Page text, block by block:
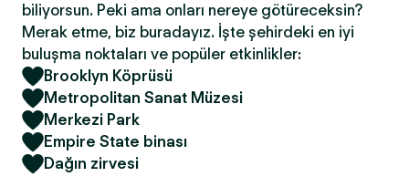
biliyorsun. Peki ama onları nereye götüreceksin?
Merak etme, biz buradayız. İşte şehirdeki en iyi
buluşma noktaları ve popüler etkinlikler:
Brooklyn Köprüsü
Metropolitan Sanat Müzesi
Merkezi Park
Empire State binası
Dağın zirvesi